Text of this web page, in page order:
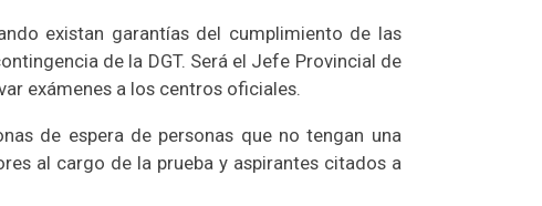
existan garantías del cumplimiento de las
de la DGT. Será el Jefe Provincial de
exámenes a los centros oficiales.
de espera de personas que no tengan una
al cargo de la prueba y aspirantes citados a